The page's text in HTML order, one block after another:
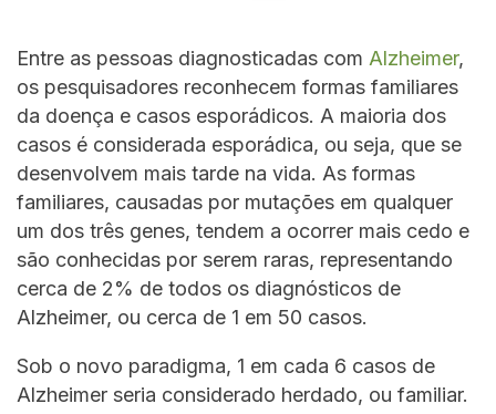
Entre as pessoas diagnosticadas com Alzheimer,
os pesquisadores reconhecem formas familiares
da doença e casos esporádicos. A maioria dos
casos é considerada esporádica, ou seja, que se
desenvolvem mais tarde na vida. As formas
familiares, causadas por mutações em qualquer
um dos três genes, tendem a ocorrer mais cedo e
são conhecidas por serem raras, representando
cerca de 2% de todos os diagnósticos de
Alzheimer, ou cerca de 1 em 50 casos.
Sob o novo paradigma, 1 em cada 6 casos de
Alzheimer seria considerado herdado, ou familiar.